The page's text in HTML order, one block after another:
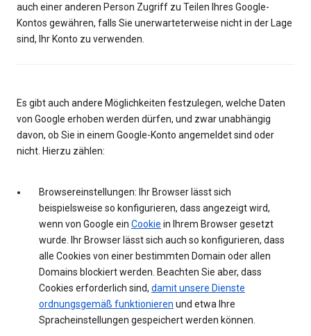
auch einer anderen Person Zugriff zu Teilen Ihres Google-
Kontos gewähren, falls Sie unerwarteterweise nicht in der Lage
sind, Ihr Konto zu verwenden.
Es gibt auch andere Möglichkeiten festzulegen, welche Daten
von Google erhoben werden dürfen, und zwar unabhängig
davon, ob Sie in einem Google-Konto angemeldet sind oder
nicht. Hierzu zählen:
Browsereinstellungen: Ihr Browser lässt sich
beispielsweise so konfigurieren, dass angezeigt wird,
wenn von Google ein Cookie in Ihrem Browser gesetzt
wurde. Ihr Browser lässt sich auch so konfigurieren, dass
alle Cookies von einer bestimmten Domain oder allen
Domains blockiert werden. Beachten Sie aber, dass
Cookies erforderlich sind, damit unsere Dienste
ordnungsgemäß funktionieren und etwa Ihre
Spracheinstellungen gespeichert werden können.